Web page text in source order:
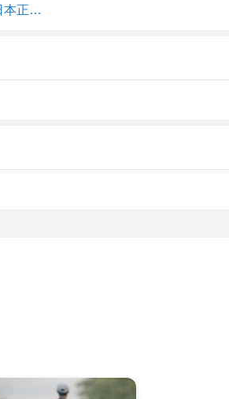
ガーミン GARMIN スマートウォッチ Forerunner 965 GPSランニングウォッチ Black 【日本正規品】